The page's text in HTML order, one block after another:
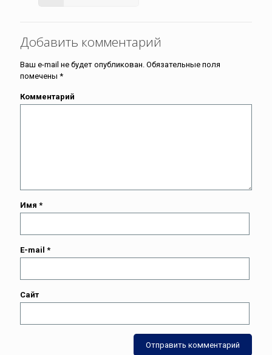
Добавить комментарий
Ваш e-mail не будет опубликован. Обязательные поля
помечены *
Комментарий
Имя *
E-mail *
Сайт